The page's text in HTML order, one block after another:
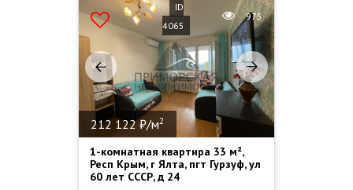
ID
4065
975
212 122 ₽/м2
1-комнатная квартира 33 м²,
Респ Крым, г Ялта, пгт Гурзуф, ул
60 лет СССР, д 24